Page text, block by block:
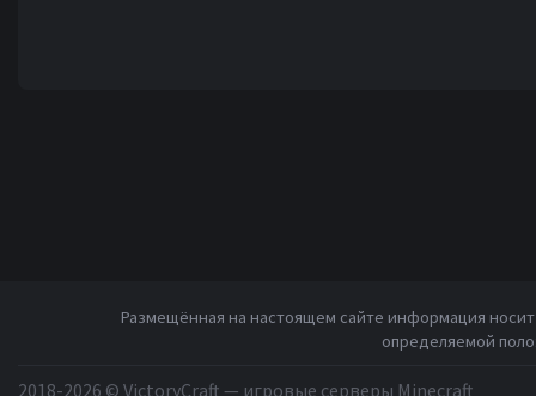
Размещённая на настоящем сайте информация
определяемой
2018-2026 © VictoryCraft — игровые серверы Minecraft